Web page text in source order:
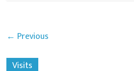
p
← Previous
Visits